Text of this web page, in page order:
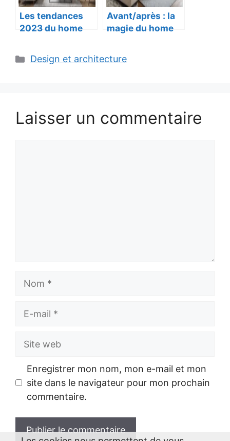
Les tendances
2023 du home
connaître.
Avant/après : la
magie du home
images.
Catégories
Design et architecture
Laisser un commentaire
Nom
E-
Site
Enregistrer mon nom, mon e-mail et mon
site dans le navigateur pour mon prochain
commentaire.